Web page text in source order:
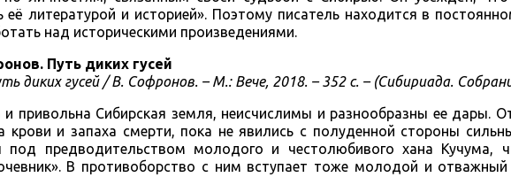
её литературой и историей». Поэтому писатель находится в
над историческими произведениями.
Путь диких гусей
диких гусей / В. Софронов. – М.: Вече, 2018. – 352 с. – (Сибириада.
привольна Сибирская земля, неисчислимы и разнообразны ее дары.
крови и запаха смерти, пока не явились с полуденной стороны
под предводительством молодого и честолюбивого хана Кучума,
В противоборство с ним вступает тоже молодой и отважный